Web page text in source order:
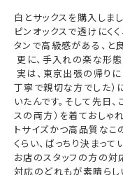
少ないしっかりとした
ーな生地を使用しまし
●形態安定加工
素材感・風合い・見栄
100％のピンポイント
であるが故に普通の形
しわができやすい素材。
そこでプレミアムコッ
安定加工を施すことに
仕様表
白とサックスを購入しまし
ピンオックスで透けにく
タンで高級感がある、と
更に、手入れの楽な形態安定加工。これで税抜き5000円とは！
実は、東京出張の帰りにショールームに寄り、柳田店長（気さくで
丁寧で親切な方でした）
いたんです。そして先日
スの両方）を着ておしゃ
トサイズかつ高品質な
くらい、ばっちり決まって
お店のスタッフの方の対
対応のどれもが素晴らし